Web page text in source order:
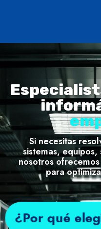
Si necesitas
sistemas,
nosotros
para
¿Por qué